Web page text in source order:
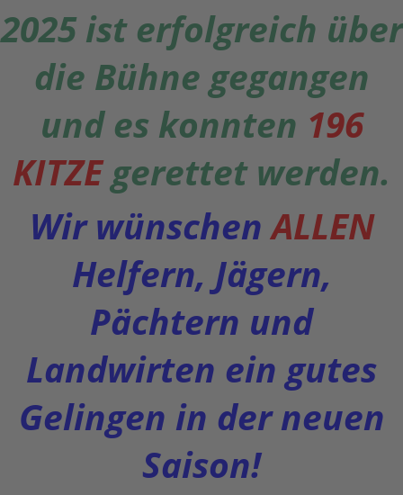
2025 ist erfolgreich über
die Bühne gegangen
und es konnten 196
KITZEgerettet werden.
Wir wünschenALLEN
Helfern, Jägern,
Pächtern und
Landwirten ein gutes
Gelingen in der neuen
Saison!